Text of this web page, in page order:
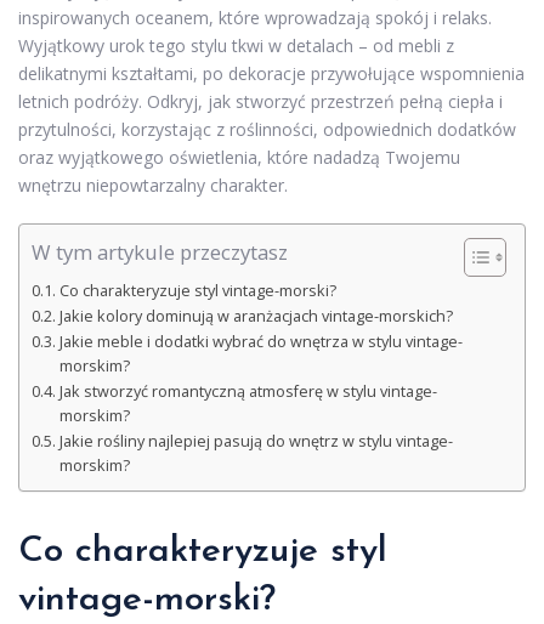
inspirowanych oceanem, które wprowadzają spokój i relaks.
Wyjątkowy urok tego stylu tkwi w detalach – od mebli z
delikatnymi kształtami, po dekoracje przywołujące wspomnienia
letnich podróży. Odkryj, jak stworzyć przestrzeń pełną ciepła i
przytulności, korzystając z roślinności, odpowiednich dodatków
oraz wyjątkowego oświetlenia, które nadadzą Twojemu
wnętrzu niepowtarzalny charakter.
W tym artykule przeczytasz
Co charakteryzuje styl vintage-morski?
Jakie kolory dominują w aranżacjach vintage-morskich?
Jakie meble i dodatki wybrać do wnętrza w stylu vintage-
morskim?
Jak stworzyć romantyczną atmosferę w stylu vintage-
morskim?
Jakie rośliny najlepiej pasują do wnętrz w stylu vintage-
morskim?
Co charakteryzuje styl
vintage-morski?